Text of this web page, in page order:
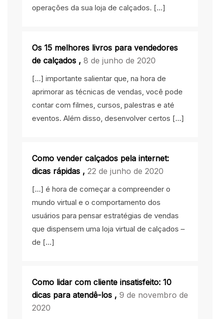
operações da sua loja de calçados. […]
Os 15 melhores livros para vendedores
de calçados , 8 de junho de 2020
[…] importante salientar que, na hora de
aprimorar as técnicas de vendas, você pode
contar com filmes, cursos, palestras e até
eventos. Além disso, desenvolver certos […]
Como vender calçados pela internet:
dicas rápidas , 22 de junho de 2020
[…] é hora de começar a compreender o
mundo virtual e o comportamento dos
usuários para pensar estratégias de vendas
que dispensem uma loja virtual de calçados –
de […]
Como lidar com cliente insatisfeito: 10
dicas para atendê-los , 9 de novembro de
2020